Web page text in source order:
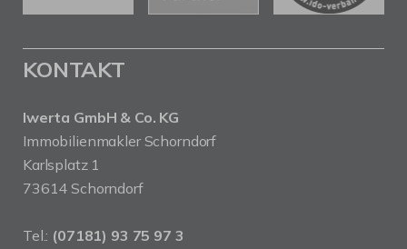
KONTAKT
Iwerta GmbH & Co. KG
Immobilienmakler Schorndorf
Karlsplatz 1
73614 Schorndorf
Tel.: (07181) 93 75 97 3